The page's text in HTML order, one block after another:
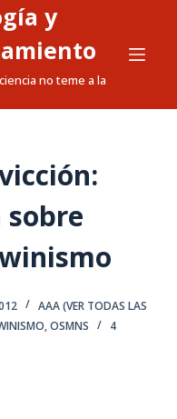
y
no teme a la
sobre
AAA (VER TODAS LAS
,OSMNS
4